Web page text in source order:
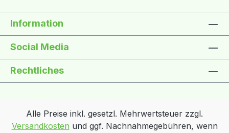
Information
Social Media
Rechtliches
Alle Preise inkl. gesetzl. Mehrwertsteuer zzgl.
Versandkosten und ggf. Nachnahmegebühren, wenn